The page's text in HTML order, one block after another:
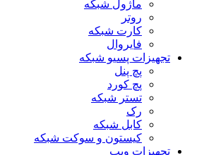
ماژول شبکه
روتر
کارت شبکه
فایروال
تجهیزات پسیو شبکه
پچ پنل
پچ کورد
تستر شبکه
رک
کابل شبکه
کیستون و سوکت شبکه
تجهیزات ویپ